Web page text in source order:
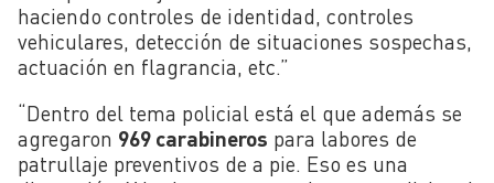
haciendo controles de identidad, controles
vehiculares, detección de situaciones sospechas,
actuación en flagrancia, etc.”
“Dentro del tema policial está el que además se
agregaron 969 carabineros para labores de
patrullaje preventivos de a pie. Eso es una